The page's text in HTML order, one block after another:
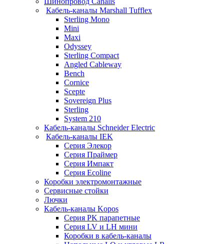
Кабель-каналы Marshall Tufflex
Sterling Mono
Mini
Maxi
Odyssey
Sterling Compact
Angled Cableway
Bench
Cornice
Scepte
Sovereign Plus
Sterling
System 210
Кабель-каналы Schneider Electric
Кабель-каналы IEK
Серия Элекор
Серия Праймер
Серия Импакт
Серия Ecoline
Коробки электромонтажные
Сервисные стойки
Лючки
Кабель-каналы Kopos
Серия PK парапетные
Серия LV и LH мини
Коробки в кабель-каналы